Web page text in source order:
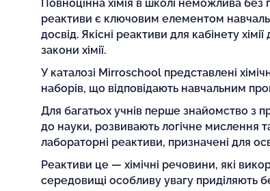
Повноцінна хімія в школі неможлива без
реактиви є ключовим елементом
досвід. Якісні реактиви для кабінету
закони хімії.
У каталозі Mirroschool представлені
наборів, що відповідають навчальним
Для багатьох учнів перше знайомство з
до науки, розвивають логічне мислення
лабораторні реактиви, призначені для
Реактиви це — хімічні речовини, які
середовищі особливу увагу приділяють